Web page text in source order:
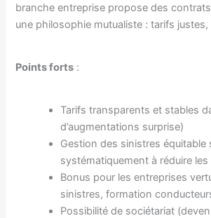
branche entreprise propose des
une philosophie mutualiste : tarifs
Points forts :
Tarifs transparents et stables
d’augmentations surprise)
Gestion des sinistres équitable
systématiquement à réduire
Bonus pour les entreprises
sinistres, formation
Possibilité de sociétariat